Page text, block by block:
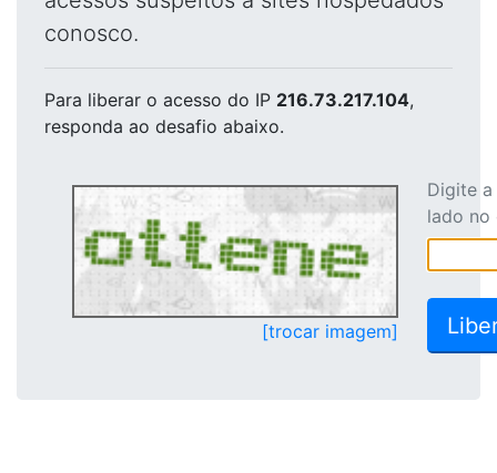
conosco.
Para liberar o acesso do IP 216.73.217.104,
responda ao desafio abaixo.
[trocar imagem]
Digite
lado no